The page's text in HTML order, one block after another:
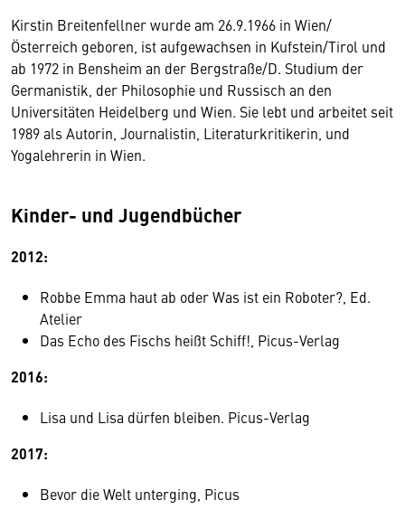
Kirstin Breitenfellner wurde am 26.9.1966 in Wien/
Österreich geboren, ist aufgewachsen in Kufstein/Tirol und
ab 1972 in Bensheim an der Bergstraße/D. Studium der
Germanistik, der Philosophie und Russisch an den
Universitäten Heidelberg und Wien. Sie lebt und arbeitet seit
1989 als Autorin, Journalistin, Literaturkritikerin, und
Yogalehrerin in Wien.
Kinder- und Jugendbücher
2012:
Robbe Emma haut ab oder Was ist ein Roboter?, Ed.
Atelier
Das Echo des Fischs heißt Schiff!, Picus-Verlag
2016:
Lisa und Lisa dürfen bleiben. Picus-Verlag
2017:
Bevor die Welt unterging, Picus